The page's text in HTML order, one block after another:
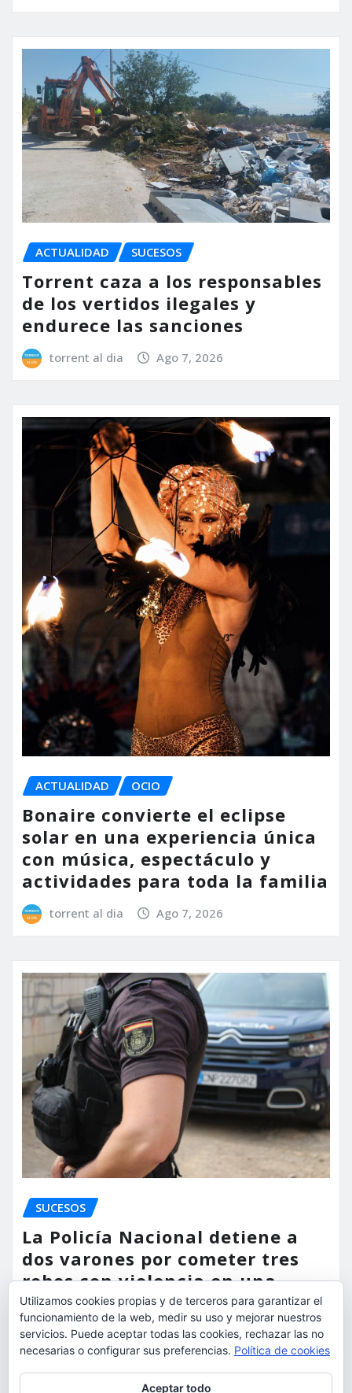
ACTUALIDAD SUCESOS
Torrent caza a los responsables
de los vertidos ilegales y
endurece las sanciones
torrent al dia Ago 7, 2026
ACTUALIDAD OCIO
Bonaire convierte el eclipse
solar en una experiencia única
con música, espectáculo y
actividades para toda la familia
torrent al dia Ago 7, 2026
SUCESOS
La Policía Nacional detiene a
dos varones por cometer tres
robos con violencia en una
misma mañana
torrent al dia Ago 7, 2026
Utilizamos cookies propias y de terceros para garantizar el
funcionamiento de la web, medir su uso y mejorar nuestros
servicios. Puede aceptar todas las cookies, rechazar las no
necesarias o configurar sus preferencias. Política de cookies
Aceptar todo